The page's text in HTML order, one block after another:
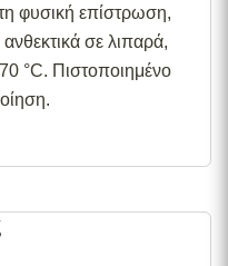
φυσική επίστρωση,
σε λιπαρά,
°C. Πιστοποιημένο